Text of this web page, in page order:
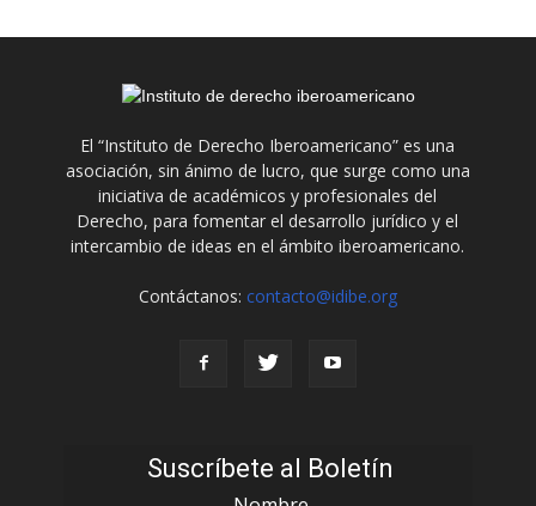
El “Instituto de Derecho Iberoamericano” es una
asociación, sin ánimo de lucro, que surge como una
iniciativa de académicos y profesionales del
Derecho, para fomentar el desarrollo jurídico y el
intercambio de ideas en el ámbito iberoamericano.
Contáctanos: contacto@idibe.org
Suscríbete al Boletín